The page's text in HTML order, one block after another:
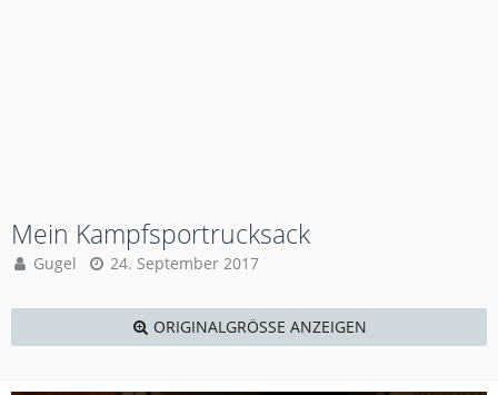
Mein Kampfsportrucksack
Gugel 24. September 2017
ORIGINALGRÖSSE ANZEIGEN